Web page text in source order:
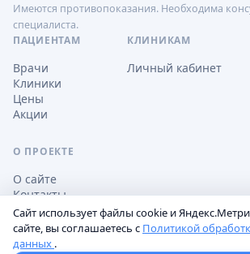
Имеются противопоказания. Необходима
специалиста.
ПАЦИЕНТАМ
Врачи
Клиники
Цены
Акции
КЛИНИКАМ
Личный кабинет
О ПРОЕКТЕ
О сайте
Контакты
Обработка персональных данных
Сайт использует файлы cookie и
сайте, вы соглашаетесь с Политикой
данных .